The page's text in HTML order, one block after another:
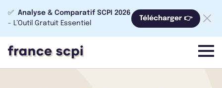
✅ Analyse & Comparatif SCPI 2026
- L’Outil Gratuit Essentiel
Télécharger 👉
menu